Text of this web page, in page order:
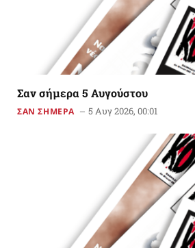
Σαν σήμερα 5 Αυγούστου
ΣΑΝ ΣΗΜΕΡΑ 5 Αυγ 2026, 00:01